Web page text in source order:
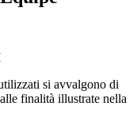
si avvalgono di
finalità illustrate nella